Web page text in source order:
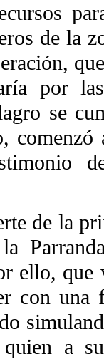
de la
por
se
de la
ello, que
con una
a